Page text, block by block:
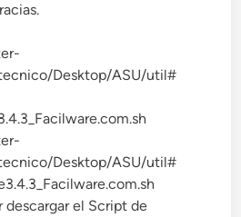
Desktop/ASU/util#
Desktop/ASU/util#
descargar el Script de